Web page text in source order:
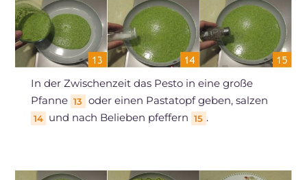
In der Zwischenzeit das Pesto in eine große
Pfanne 13 oder einen Pastatopf geben, salzen
14 und nach Belieben pfeffern 15 .